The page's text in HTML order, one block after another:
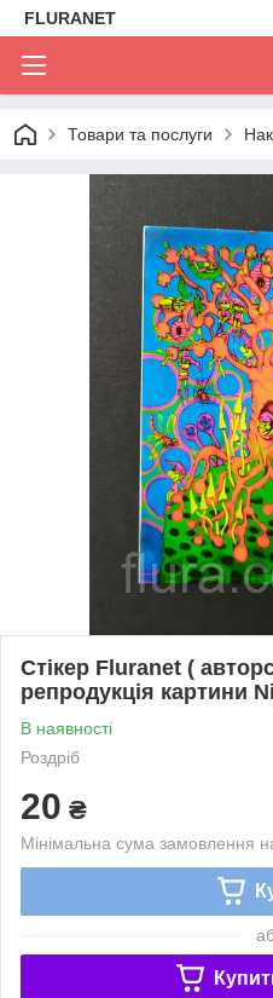
FLURANET
Товари та послуги
Стікер Fluranet (
репродукція картини
В наявності
Роздріб
20 ₴
Мінімальна сума замовлення